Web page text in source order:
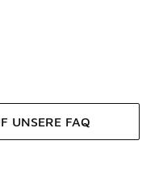
UNSERE FAQ